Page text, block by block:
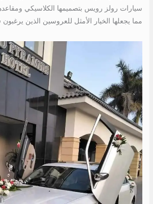
سيارات رولز رويس بتصميمها الكلاسيكي
مما يجعلها الخيار الأمثل للعروسين الذين